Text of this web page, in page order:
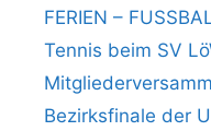
FERIEN –
Tennis beim SV
Bezirksfinale der